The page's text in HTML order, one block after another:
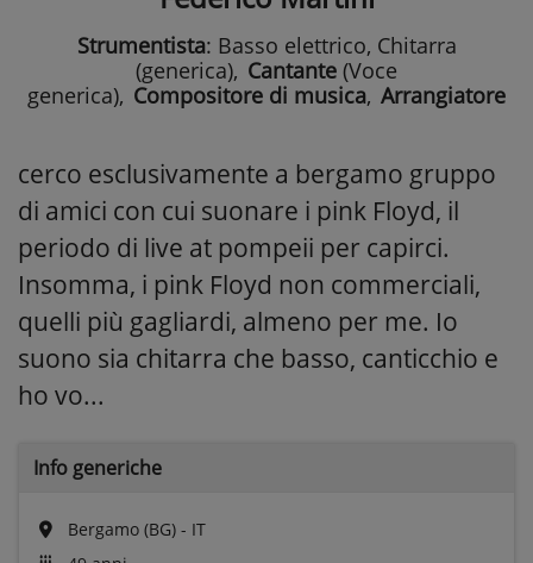
Strumentista: Basso elettrico, Chitarra
(generica), Cantante (Voce
generica), Compositore di musica, Arrangiatore
cerco esclusivamente a bergamo gruppo
di amici con cui suonare i pink Floyd, il
periodo di live at pompeii per capirci.
Insomma, i pink Floyd non commerciali,
quelli più gagliardi, almeno per me. Io
suono sia chitarra che basso, canticchio e
ho vo...
Info generiche
Bergamo (BG) - IT